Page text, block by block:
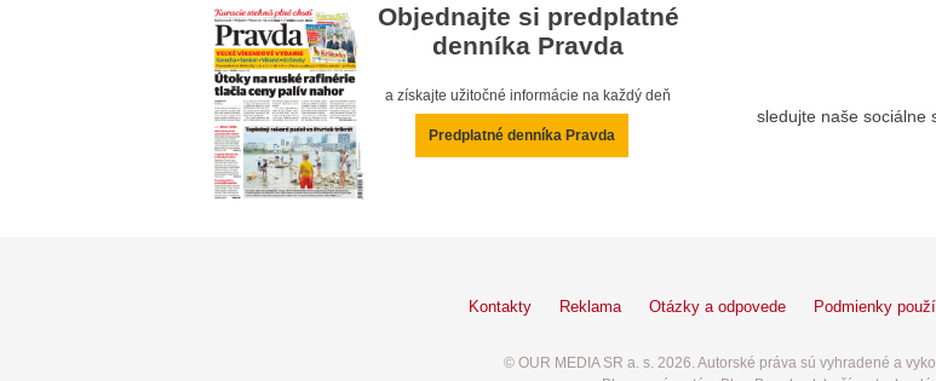
Objednajte si predplatné
denníka Pravda
a získajte užitočné informácie na každý deň
Predplatné denníka Pravda
sledujte naše sociálne
Kontakty Reklama Otázky a odpovede Podmienky
© OUR MEDIA SR a. s. 2026. Autorské práva sú vyhradené a